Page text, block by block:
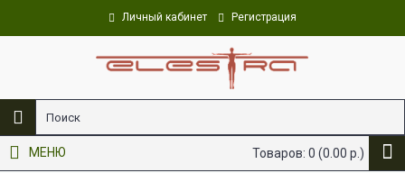
Личный кабинет Регистрация
Товаров: 0 (0.00 р.)
МЕНЮ